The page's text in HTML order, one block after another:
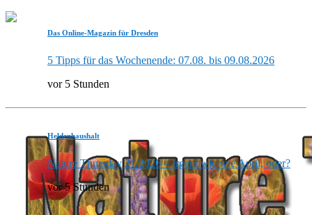
Das Online-Magazin für Dresden
5 Tipps für das Wochenende: 07.08. bis 09.08.2026
vor 5 Stunden
Heldenhaushalt
Nature Thursday 21/2026 – Irgendwie wie April, oder?
vor 5 Stunden